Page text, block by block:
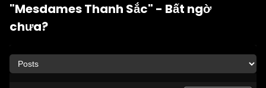
"Mesdames Thanh Sắc" - Bất ngờ
chưa?